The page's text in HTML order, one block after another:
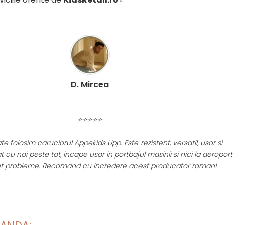
copilul tau isi exerseaza vederea si auzul. Simtul tactil este
copilul tau se joaca, ai un moment pentru tine - fa o cafea si
D. Mircea
⭐⭐⭐⭐⭐
folosim caruciorul Appekids Upp. Este rezistent, versatil, usor si
cu noi peste tot, incape usor in portbajul masinii si nici la aeroport
probleme. Recomand cu incredere acest producator roman!